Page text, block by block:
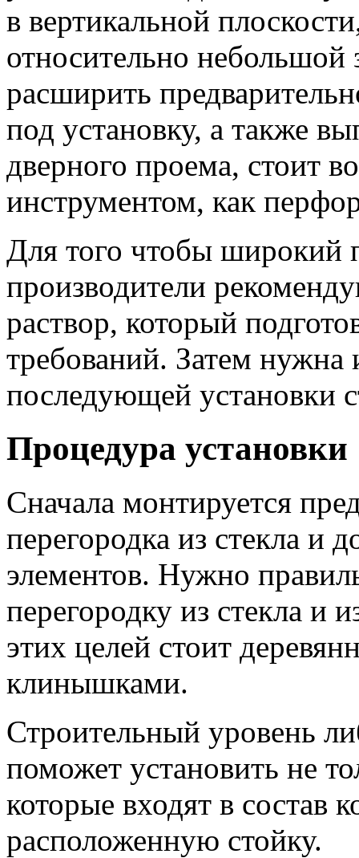
в вертикальной
относительно небольшой
расширить
под установку, а также
дверного проема, стоит
инструментом, как
Для того чтобы широкий
производители
раствор, который
требований. Затем нужна
последующей установки
Процедура установки
Сначала монтируется
перегородка из стекла и
элементов. Нужно
перегородку из стекла и
этих целей стоит
клинышками.
Строительный уровень
поможет установить не
которые входят в состав
расположенную стойку.